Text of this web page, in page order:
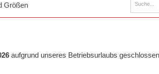
Größen
aufgrund unseres Betriebsurlaubs